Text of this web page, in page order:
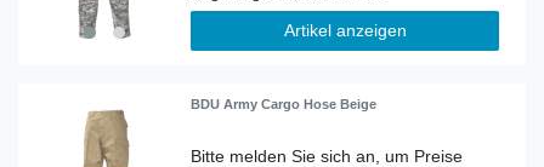
Artikel anzeigen
BDU Army Cargo Hose Beige